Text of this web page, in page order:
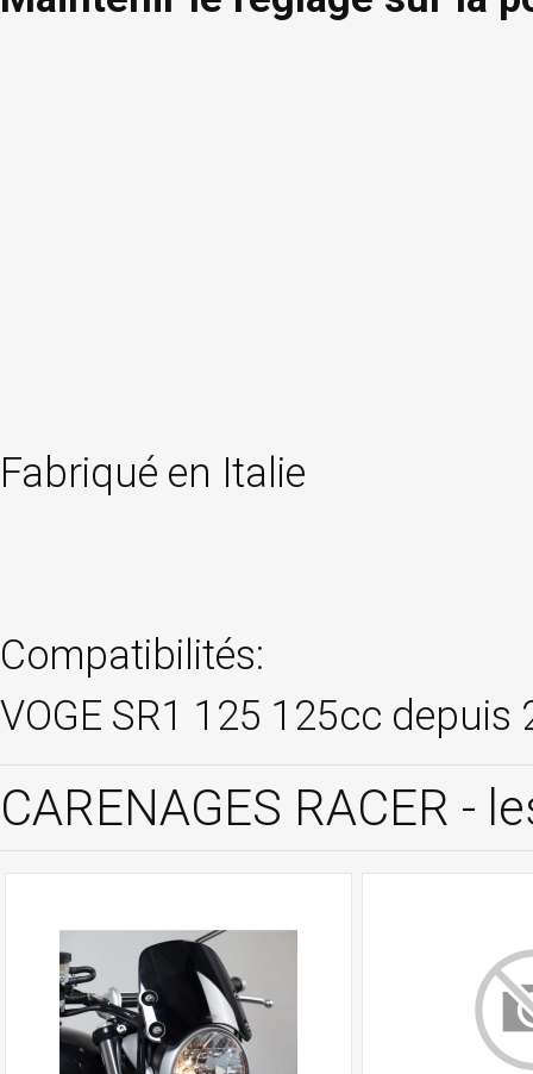
Fabriqué en Italie
Compatibilités:
VOGE SR1 125 125cc depuis
CARENAGES RACER -